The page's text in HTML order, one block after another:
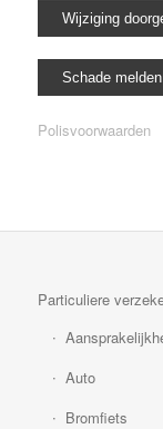
Polisvoorwaarden
Particuliere
Auto
Bromfiets